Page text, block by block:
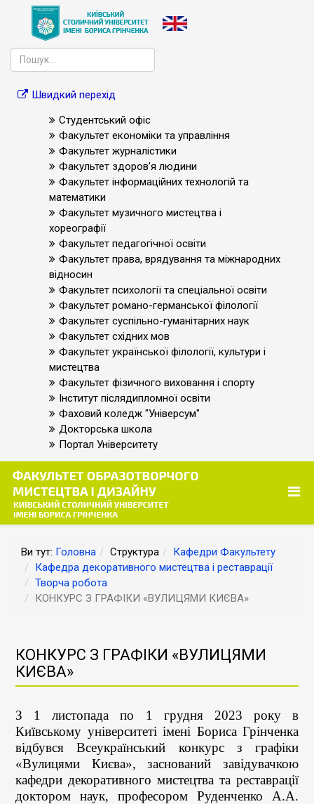
Швидкий перехід
Студентський офіс
Факультет економіки та управління
Факультет журналістики
Факультет здоров’я людини
Факультет інформаційних технологій та
математики
Факультет музичного мистецтва і
хореографії
Факультет педагогічної освіти
Факультет права, врядування та міжнародних
відносин
Факультет психології та спеціальної освіти
Факультет романо-германської філології
Факультет суспільно-гуманітарних наук
Факультет східних мов
Факультет української філології, культури і
мистецтва
Факультет фізичного виховання і спорту
Інститут післядипломної освіти
Фаховий коледж "Універсум"
Докторська школа
Портал Університету
Ви тут: Головна Структура
Кафедри Факультету
Кафедра декоративного мистецтва і реставрації
Творча робота
КОНКУРС З ГРАФІКИ «ВУЛИЦЯМИ КИЄВА»
КОНКУРС З ГРАФІКИ «ВУЛИЦЯМИ
КИЄВА»
З 1 листопада по 1 грудня 2023 року в
Київському університеті імені Бориса Грінченка
відбувся Всеукраїнський конкурс з графіки
«Вулицями Києва», заснований завідувачкою
кафедри декоративного мистецтва та реставрації
доктором наук, професором Руденченко А.А.